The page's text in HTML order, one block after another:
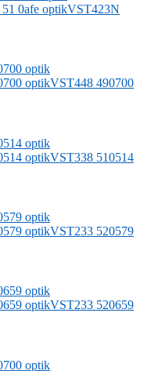
VST423N
VST448 490700
VST338 510514
VST233 520579
VST233 520659